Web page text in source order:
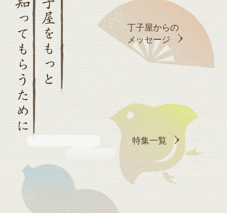
丁子屋からの
メッセージ
特集一覧